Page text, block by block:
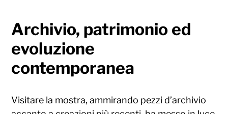
Archivio, patrimonio ed
evoluzione
contemporanea
Visitare la mostra, ammirando pezzi d’archivio